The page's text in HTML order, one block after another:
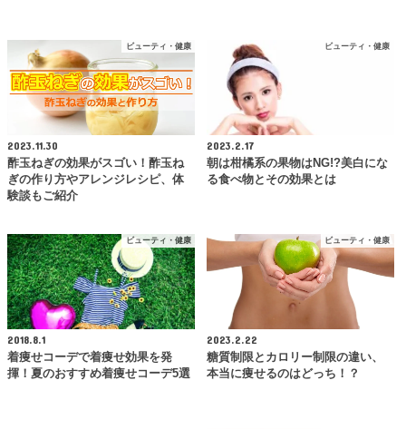
ビューティ・健康
2023.11.30
酢玉ねぎの効果がスゴい！酢玉ね
ぎの作り方やアレンジレシピ、体
験談もご紹介
ビューティ・健康
2023.2.17
朝は柑橘系の果物はNG!?美白にな
る食べ物とその効果とは
ビューティ・健康
2018.8.1
着痩せコーデで着痩せ効果を発
揮！夏のおすすめ着痩せコーデ5選
ビューティ・健康
2023.2.22
糖質制限とカロリー制限の違い、
本当に痩せるのはどっち！？